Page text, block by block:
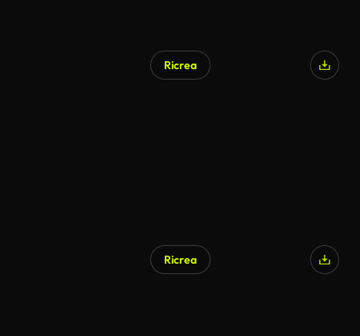
Ricrea
Ricrea